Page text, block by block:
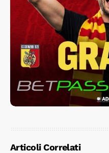
Articoli Correlati